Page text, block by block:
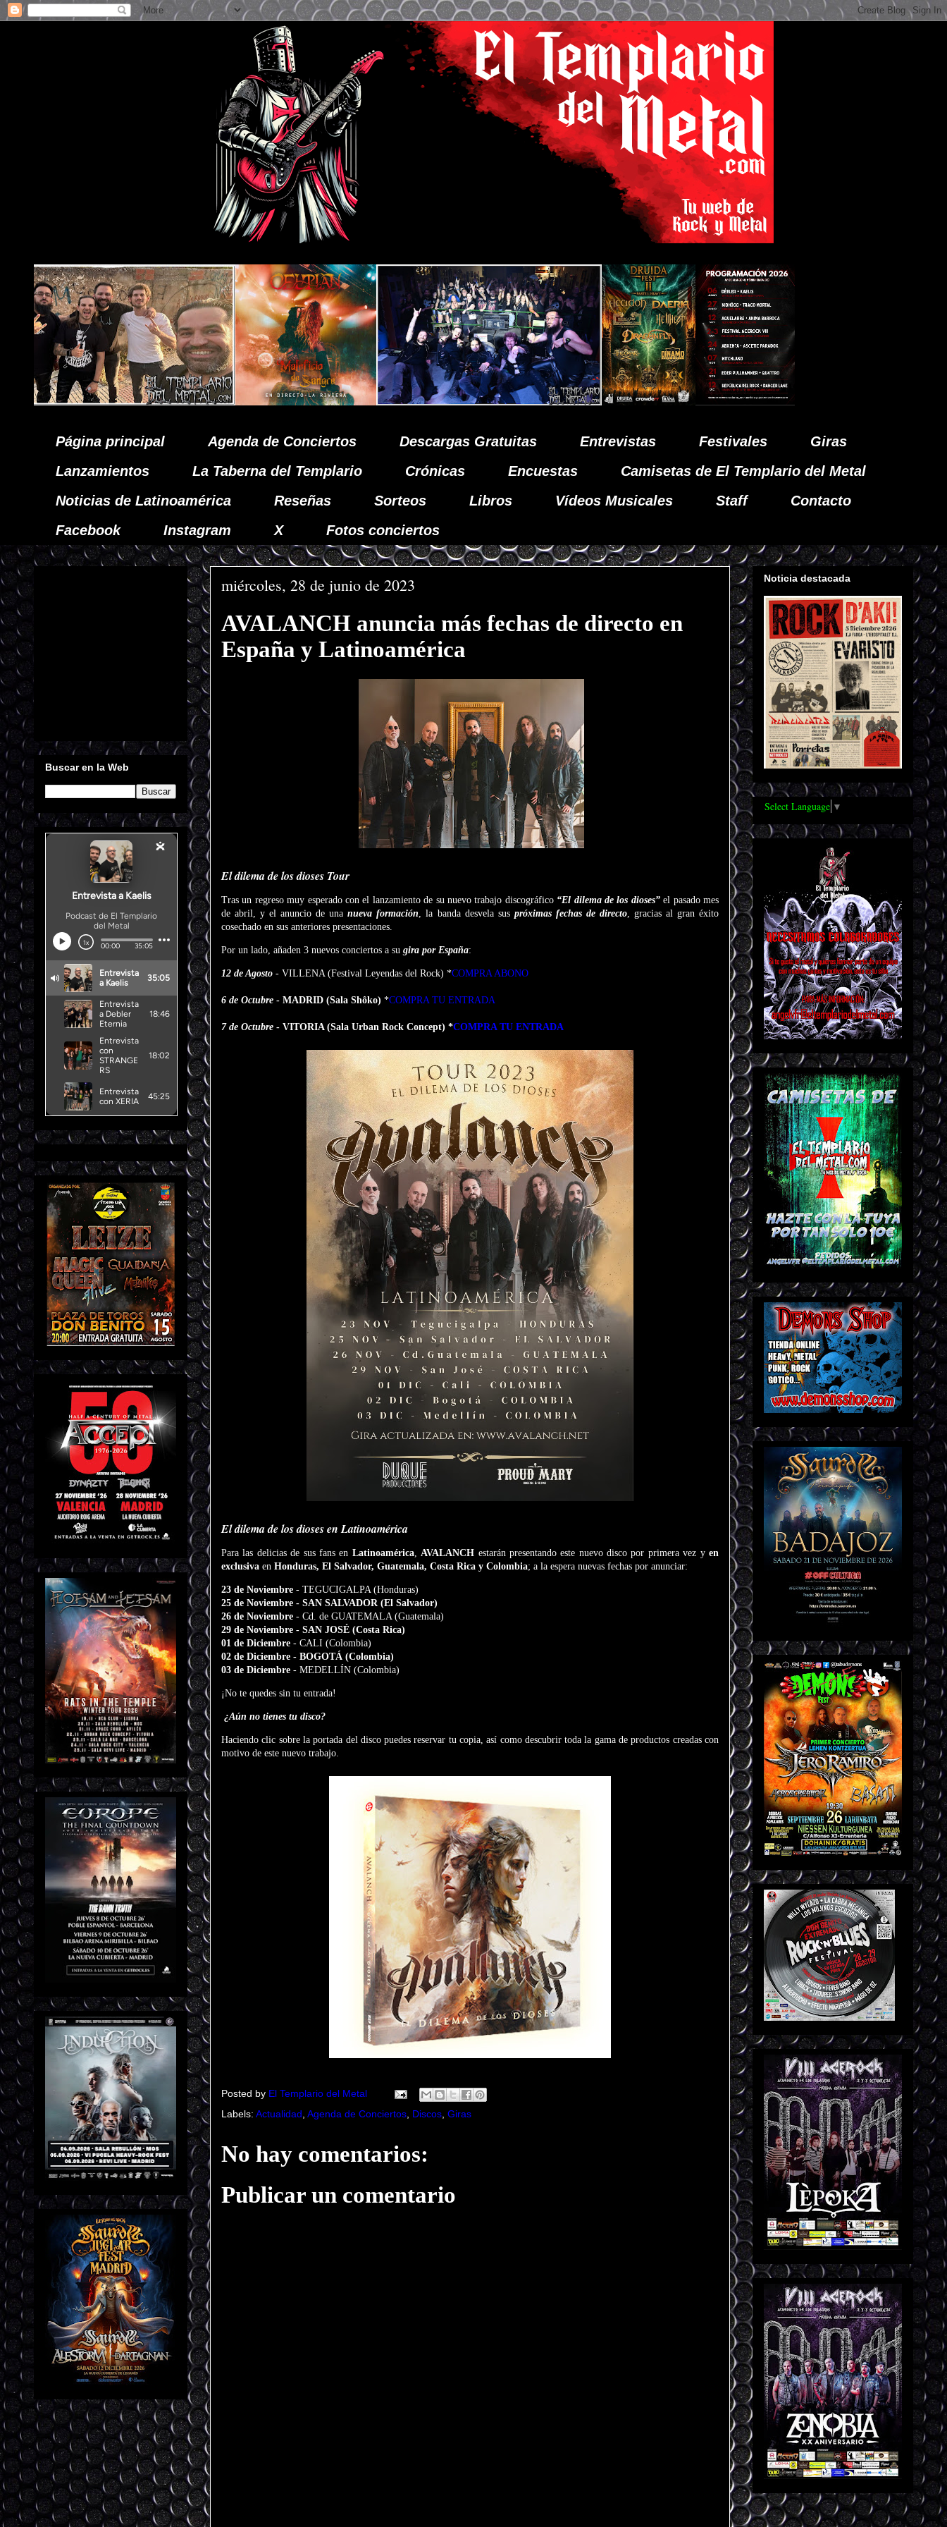
Página principal Agenda de Conciertos Descargas Gratuitas Entrevistas Festivales
Giras
Lanzamientos
La Taberna del Templario Crónicas Encuestas
Camisetas de El Templario del Metal
Noticias de Latinoamérica
Reseñas Sorteos Libros Vídeos Musicales Staff
Contacto
Facebook
Instagram X Fotos conciertos
miércoles, 28 de junio de 2023
AVALANCH anuncia más fechas de directo en
España y Latinoamérica
El dilema de los dioses Tour
Tras un regreso muy esperado con el lanzamiento de su nuevo trabajo discográfico“El dilema de los dioses”el pasado mes
de abril, y el anuncio de unanueva formación, la banda desvela sus próximas fechas de directo, gracias al gran éxito
cosechado en sus anteriores presentaciones.
Por un lado, añaden 3 nuevos conciertos a su gira por España:
12 de Agosto - VILLENA (Festival Leyendas del Rock) *COMPRA ABONO
6 de Octubre - MADRID (Sala Shôko) *COMPRA TU ENTRADA
7 de Octubre - VITORIA (Sala Urban Rock Concept) *COMPRA TU ENTRADA
El dilema de los dioses en Latinoamérica
Para las delicias de sus fans en Latinoamérica,AVALANCH estarán presentando este nuevo disco por primera vez yen
exclusiva en Honduras, El Salvador, Guatemala, Costa Rica y Colombia; a la espera nuevas fechas por anunciar:
23 de Noviembre - TEGUCIGALPA (Honduras)
25 de Noviembre - SAN SALVADOR (El Salvador)
26 de Noviembre - Cd. de GUATEMALA (Guatemala)
29 de Noviembre - SAN JOSÉ (Costa Rica)
01 de Diciembre - CALI (Colombia)
02 de Diciembre - BOGOTÁ (Colombia)
03 de Diciembre - MEDELLÍN (Colombia)
¡No te quedes sin tu entrada!
¿Aún no tienes tu disco?
Haciendo clic sobre la portada del disco puedes reservar tu copia, así como descubrir toda la gama de productos creadas con
motivo de este nuevo trabajo.
Posted by El Templario del Metal
Labels: Actualidad Agenda de Conciertos Discos Giras
No hay comentarios:
Publicar un comentario
Buscar en la Web
Noticia destacada
Select Language ▼